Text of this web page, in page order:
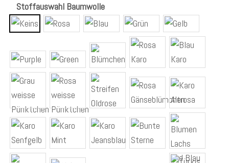
Stoffauswahl Baumwolle